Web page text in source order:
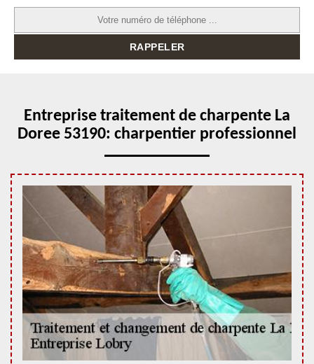
Entreprise traitement de charpente La
Doree 53190: charpentier professionnel